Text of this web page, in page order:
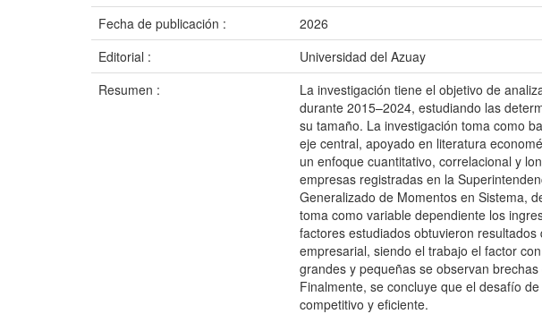
Fecha de publicación :
2026
Editorial :
Universidad del Azuay
Resumen :
La investigación tiene el objetivo de
durante 2015–2024, estudiando las
su tamaño. La investigación toma como
eje central, apoyado en literatura
un enfoque cuantitativo, correlacional y
empresas registradas en la
Generalizado de Momentos en Sistema,
toma como variable dependiente los
factores estudiados obtuvieron
empresarial, siendo el trabajo el factor
grandes y pequeñas se observan
Finalmente, se concluye que el desafío
competitivo y eficiente.